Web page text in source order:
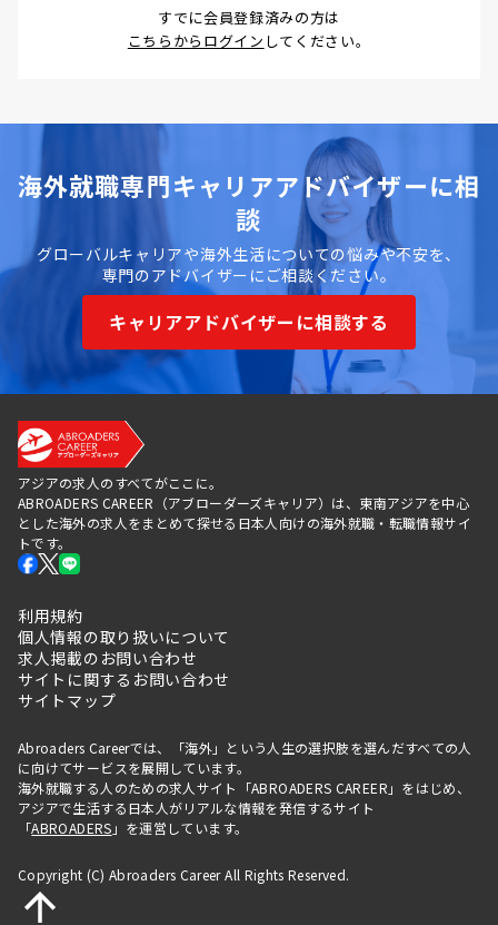
すでに会員登録済みの方は
こちらからログイン してください。
海外就職専門キャリアアドバイザーに相
談
グローバルキャリアや海外生活についての悩みや不安を、
専門のアドバイザーにご相談ください。
キャリアアドバイザーに相談する
アジアの求人のすべてがここに。
ABROADERS CAREER（アブローダーズキャリア）は、東南アジアを中心
とした海外の求人をまとめて探せる日本人向けの海外就職・転職情報サイ
トです。
利用規約
個人情報の取り扱いについて
求人掲載のお問い合わせ
サイトに関するお問い合わせ
サイトマップ
Abroaders Careerでは、「海外」という人生の選択肢を選んだすべての人
に向けてサービスを展開しています。
海外就職する人のための求人サイト「ABROADERS CAREER」をはじめ、
アジアで生活する日本人がリアルな情報を発信するサイト
「ABROADERS 」を運営しています。
Copyright (C) Abroaders Career All Rights Reserved.